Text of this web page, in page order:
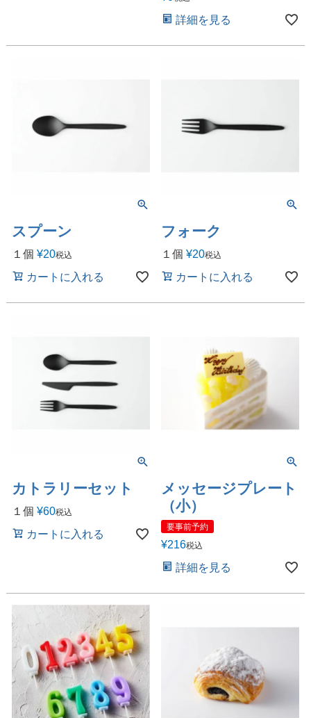
詳細を見る
スプーン
１個 ¥20税込
カートに入れる
フォーク
１個 ¥20税込
カートに入れる
カトラリーセット
１個 ¥60税込
カートに入れる
メッセージプレート
（小）
要事前予約
¥216税込
詳細を見る